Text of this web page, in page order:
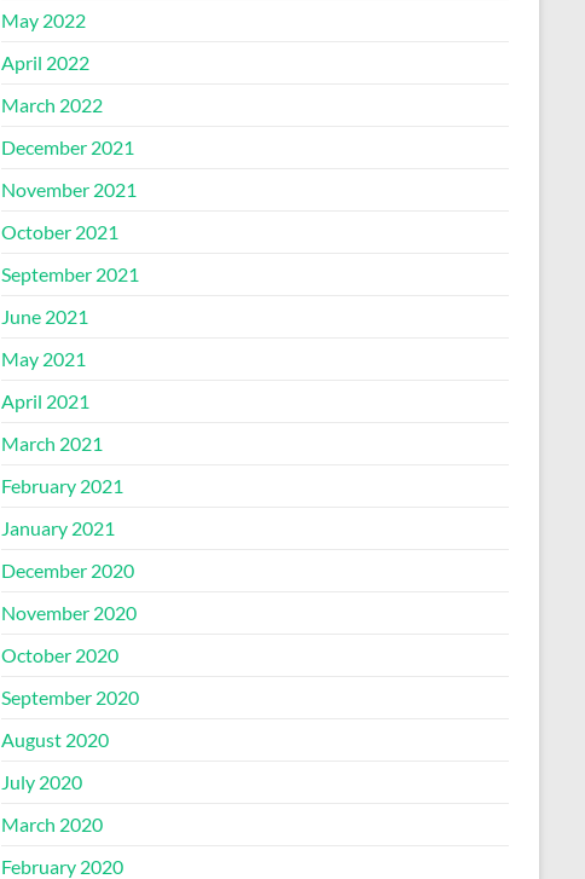
May 2022
April 2022
March 2022
December 2021
November 2021
October 2021
September 2021
June 2021
May 2021
April 2021
March 2021
February 2021
January 2021
December 2020
November 2020
October 2020
September 2020
August 2020
July 2020
March 2020
February 2020